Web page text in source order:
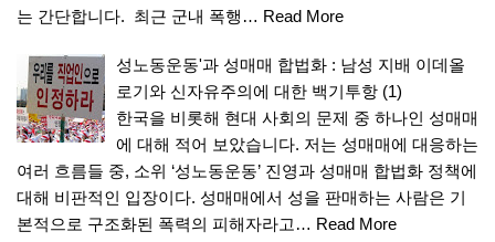
는 간단합니다. 최근 군내 폭행… Read More
성노동운동'과 성매매 합법화 : 남성 지배 이데올
로기와 신자유주의에 대한 백기투항 (1)
한국을 비롯해 현대 사회의 문제 중 하나인 성매매
에 대해 적어 보았습니다. 저는 성매매에 대응하는
여러 흐름들 중, 소위 ‘성노동운동’ 진영과 성매매 합법화 정책에
대해 비판적인 입장이다. 성매매에서 성을 판매하는 사람은 기
본적으로 구조화된 폭력의 피해자라고… Read More